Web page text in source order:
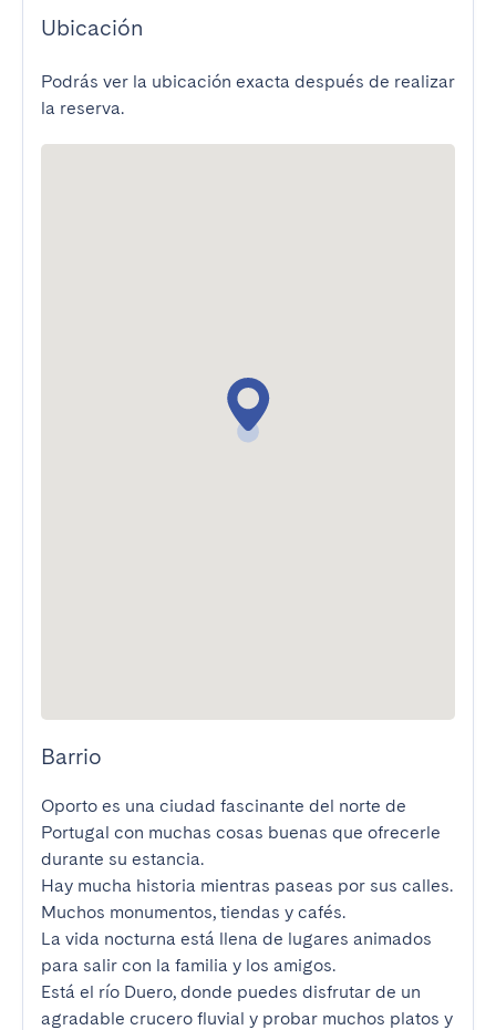
Ubicación
Podrás ver la ubicación exacta después de realizar
la reserva.
Barrio
Oporto es una ciudad fascinante del norte de
Portugal con muchas cosas buenas que ofrecerle
durante su estancia.
Hay mucha historia mientras paseas por sus calles.
Muchos monumentos, tiendas y cafés.
La vida nocturna está llena de lugares animados
para salir con la familia y los amigos.
Está el río Duero, donde puedes disfrutar de un
agradable crucero fluvial y probar muchos platos y